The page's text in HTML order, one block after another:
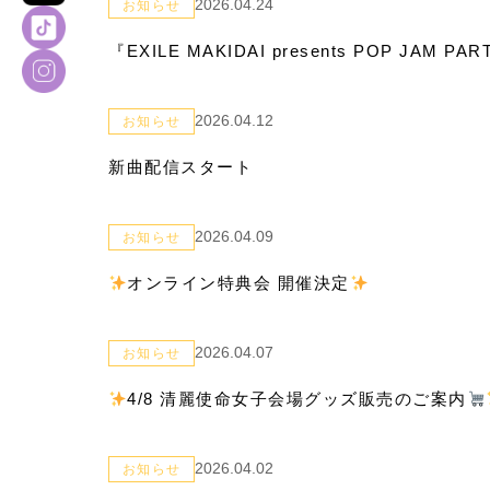
お知らせ 2026.04.24
『EXILE MAKIDAI presents POP JAM
お知らせ 2026.04.12
新曲配信スタート
お知らせ 2026.04.09
オンライン特典会 開催決定
お知らせ 2026.04.07
4/8 清麗使命女子会場グッズ販売のご案内
お知らせ 2026.04.02